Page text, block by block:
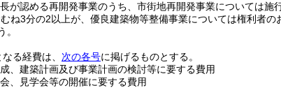
が認める再開発事業のうち、市街地再開発事業については施
ね3分の2以上が、優良建築物等整備事業については権利者
。
る経費は、 次の各号に掲げるものとする。
、建築計画及び事業計画の検討等に要する費用
、見学会等の開催に要する費用